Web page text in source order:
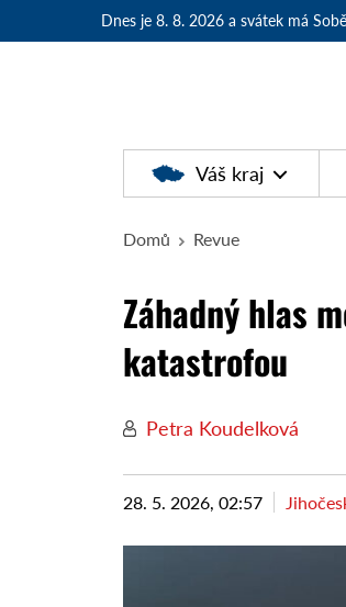
Dnes je 8. 8. 2026 a svátek má
Váš kraj
Domů Revue
Záhadný hlas
katastrofou
Petra Koudelková
28. 5. 2026, 02:57